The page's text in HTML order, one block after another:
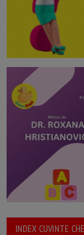
INDEX CUVINTE